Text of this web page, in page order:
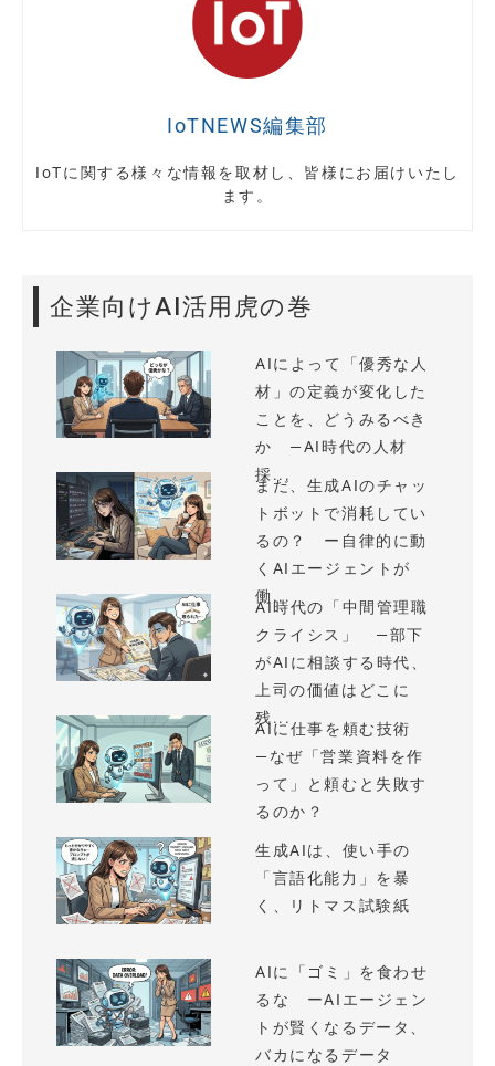
IoTNEWS編集部
IoTに関する様々な情報を取材し、皆様にお届けいたし
ます。
企業向けAI活用虎の巻
AIによって「優秀な人
材」の定義が変化した
ことを、どうみるべき
か —AI時代の人材
採...
まだ、生成AIのチャッ
トボットで消耗してい
るの？ ー自律的に動
くAIエージェントが
働...
AI時代の「中間管理職
クライシス」 —部下
がAIに相談する時代、
上司の価値はどこに
残...
AIに仕事を頼む技術
—なぜ「営業資料を作
って」と頼むと失敗す
るのか？
生成AIは、使い手の
「言語化能力」を暴
く、リトマス試験紙
AIに「ゴミ」を食わせ
るな ーAIエージェン
トが賢くなるデータ、
バカになるデータ